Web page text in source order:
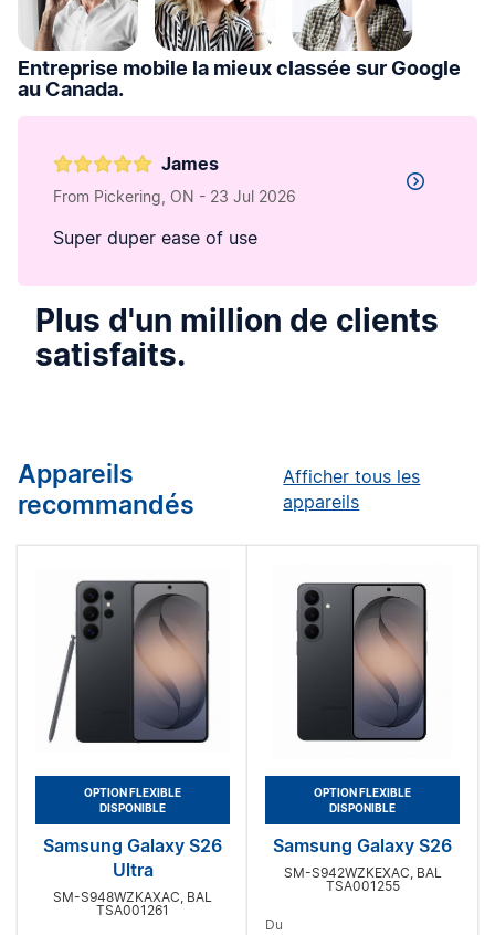
Entreprise mobile la mieux classée sur Google
au Canada.
James
From Pickering, ON - 23 Jul 2026
Super duper ease of use
Plus d'un million de clients
satisfaits.
Appareils
recommandés
Afficher tous les
appareils
OPTION FLEXIBLE
DISPONIBLE
Samsung Galaxy S26
Ultra
SM-S948WZKAXAC, BAL
TSA001261
OPTION FLEXIBLE
DISPONIBLE
Samsung Galaxy S26
SM-S942WZKEXAC, BAL
TSA001255
Du